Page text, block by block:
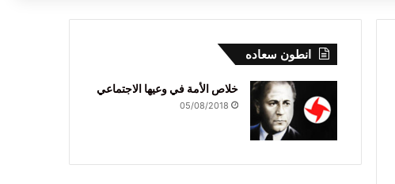
انطون سعاده
خلاص الأمة في وعيها الاجتماعي
05/08/2018